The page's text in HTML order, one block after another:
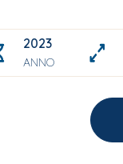
2023
ANNO